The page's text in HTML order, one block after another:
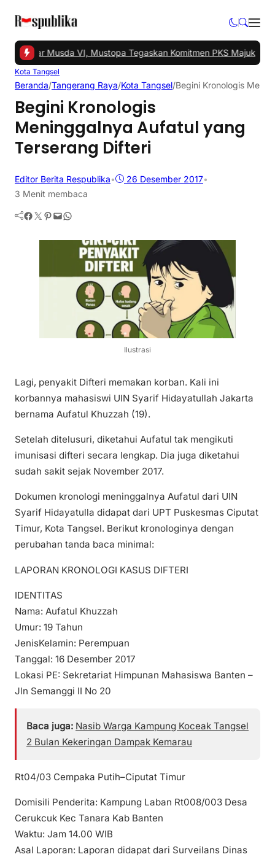
Gelar Musda VI, Mustopa Tegaskan Komitmen PKS Majukan
Kota Tangsel
Beranda/Tangerang Raya/Kota Tangsel/Begini Kronologis
Begini Kronologis
Meninggalnya Aufatul yang
Terserang Difteri
Editor Berita Respublika• 26 Desember 2017•
3 Menit membaca
Facebook Twitter Pinterest Mail WhatsApp
Ilustrasi
Lagi, penyakit Difteri memakan korban. Kali ini
korbannya mahasiswi UIN Syarif Hidayatullah Jakarta
bernama Aufatul Khuzzah (19).
Setelah ditelusuri, diketahui Aufatul tak mengikuti
imunisasi difteri secara lengkap. Dia juga diketahui
sudah sakit sejak November 2017.
Dokumen kronologi meninggalnya Aufatul dari UIN
Syarif Hidayatulla didapat dari UPT Puskesmas Ciputat
Timur, Kota Tangsel. Berikut kronologinya dengan
perubahan tanda baca minimal:
LAPORAN KRONOLOGI KASUS DIFTERI
IDENTITAS
Nama: Aufatul Khuzzah
Umur: 19 Tahun
JenisKelamin: Perempuan
Tanggal: 16 Desember 2017
Lokasi PE: Sekretariat Himpunan Mahasiswa Banten –
Jln Semanggi II No 20
Baca juga: Nasib Warga Kampung Koceak Tangsel
2 Bulan Kekeringan Dampak Kemarau
Rt04/03 Cempaka Putih–Ciputat Timur
Domisili Penderita: Kampung Laban Rt008/003 Desa
Cerukcuk Kec Tanara Kab Banten
Waktu: Jam 14.00 WIB
Asal Laporan: Laporan didapat dari Surveilans Dinas